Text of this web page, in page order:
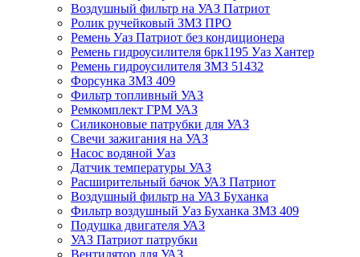
Воздушный фильтр на УАЗ Патриот
Ролик ручейковый ЗМЗ ПРО
Ремень Уаз Патриот без кондиционера
Ремень гидроусилителя 6рк1195 Уаз Хантер
Ремень гидроусилителя ЗМЗ 51432
Форсунка ЗМЗ 409
Фильтр топливный УАЗ
Ремкомплект ГРМ УАЗ
Силиконовые патрубки для УАЗ
Свечи зажигания на УАЗ
Насос водяной Уаз
Датчик температуры УАЗ
Расширительный бачок УАЗ Патриот
Воздушный фильтр на УАЗ Буханка
Фильтр воздушный Уаз Буханка ЗМЗ 409
Подушка двигателя УАЗ
УАЗ Патриот патрубки